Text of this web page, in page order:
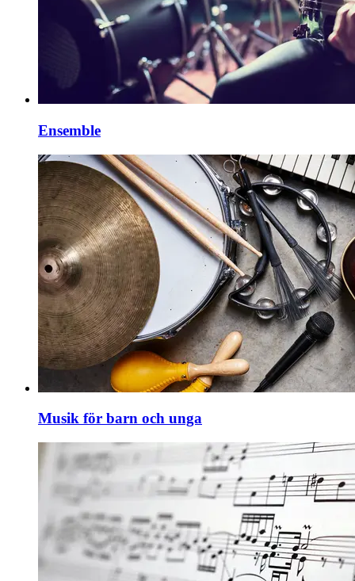
Ensemble
Musik för barn och unga